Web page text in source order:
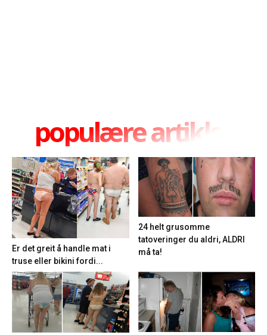
populære artikler
Er det greit å handle mat i
truse eller bikini fordi...
24 helt grusomme
tatoveringer du aldri, ALDRI
må ta!